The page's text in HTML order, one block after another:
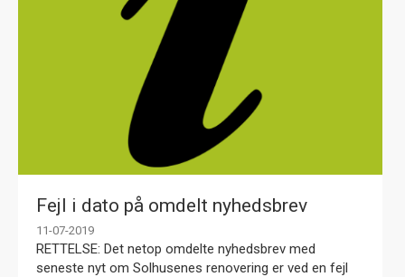
Fejl i dato på omdelt nyhedsbrev
11-07-2019
RETTELSE: Det netop omdelte nyhedsbrev med
seneste nyt om Solhusenes renovering er ved en fejl